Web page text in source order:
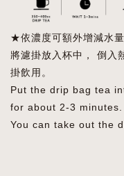
★依濃度可額外增減水量
將濾掛放入杯中， 倒入
掛飲用。
Put the drip bag tea
for about 2-3 minutes.
You can take out the